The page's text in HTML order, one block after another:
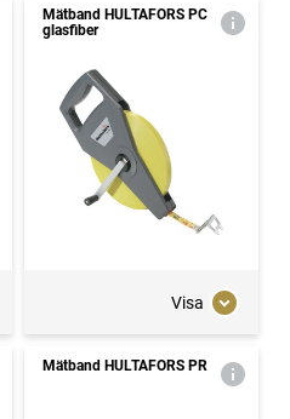
Mätband HULTAFORS PC
glasfiber
Visa
Mätband HULTAFORS PR